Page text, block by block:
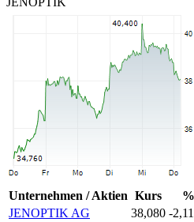
Unternehmen / Aktien Kurs
%
JENOPTIK AG
38,080 -